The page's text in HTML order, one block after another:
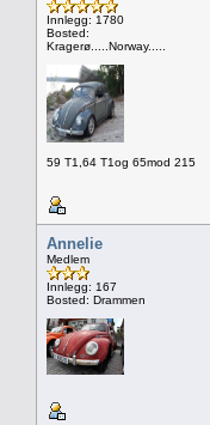
Innlegg: 1780
Bosted:
Kragerø.....Norway.....
59 T1,64 T1og 65mod 215
Annelie
Medlem
Innlegg: 167
Bosted: Drammen